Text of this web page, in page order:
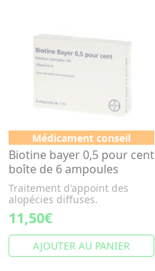
Médicament conseil
Biotine bayer 0,5 pour cent
boîte de 6 ampoules
Traitement d'appoint des
alopécies diffuses.
11,50€
AJOUTER AU PANIER